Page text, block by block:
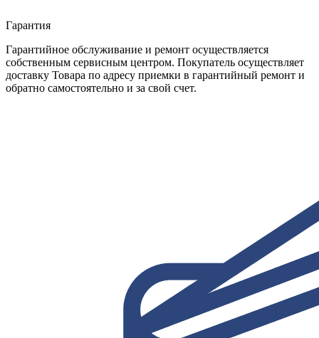
Гарантия
Гарантийное обслуживание и ремонт осуществляется
собственным сервисным центром. Покупатель осуществляет
доставку Товара по адресу приемки в гарантийный ремонт и
обратно самостоятельно и за свой счет.